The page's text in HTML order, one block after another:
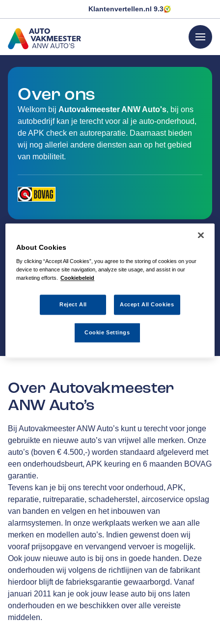
Klantenvertellen.nl 9.3
ANW AUTO'S
GA NAAR DE HOMEPAGINA
menu
Over ons
Welkom bij Autovakmeester ANW Auto's, bij ons
autobedrijf kan je terecht voor al je auto-onderhoud,
de APK check en autoreparatie. Daarnaast bieden
wij nog allerlei andere diensten aan op het gebied
van mobiliteit.
Over Autovakmeester
ANW Auto’s
Bij Autovakmeester ANW Auto’s kunt u terecht voor jonge
gebruikte en nieuwe auto’s van vrijwel alle merken. Onze
auto’s (boven € 4.500,-) worden standaard afgeleverd met
een onderhoudsbeurt, APK keuring en 6 maanden BOVAG
garantie.
Tevens kan je bij ons terecht voor onderhoud, APK,
reparatie, ruitreparatie, schadeherstel, aircoservice opslag
van banden en velgen en het inbouwen van
alarmsystemen. In onze werkplaats werken we aan alle
merken en modellen auto’s. Indien gewenst doen wij
vooraf prijsopgave en vervangend vervoer is mogelijk.
Ook jouw nieuwe auto is bij ons in goede handen. Deze
onderhouden wij volgens de richtlijnen van de fabrikant
hierdoor blijft de fabrieksgarantie gewaarborgd. Vanaf
januari 2011 kan je ook jouw lease auto bij ons laten
onderhouden en we beschikken over alle vereiste
middelen.
About Cookies
By clicking “Accept All Cookies”, you agree to the storing of cookies on your
device to enhance site navigation, analyze site usage, and assist in our
marketing efforts. Cookiebeleid
Reject All Accept All Cookies
Cookie Settings